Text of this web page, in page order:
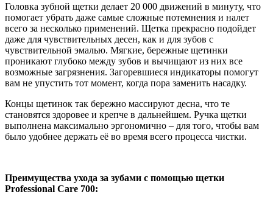
Головка зубной щетки делает 20 000 движений в минуту, что
помогает убрать даже самые сложные потемнения и налет
всего за несколько применений. Щетка прекрасно подойдет
даже для чувствительных десен, как и для зубов с
чувствительной эмалью. Мягкие, бережные щетинки
проникают глубоко между зубов и вычищают из них все
возможные загрязнения. Загоревшиеся индикаторы помогут
вам не упустить тот момент, когда пора заменить насадку.
Концы щетинок так бережно массируют десна, что те
становятся здоровее и крепче в дальнейшем. Ручка щетки
выполнена максимально эргономично – для того, чтобы вам
было удобнее держать её во время всего процесса чистки.
Преимущества ухода за зубами с помощью щетки
Professional Сare 700: